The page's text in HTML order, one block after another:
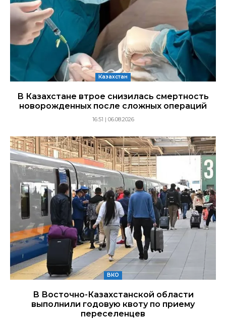
Казахстан
В Казахстане втрое снизилась смертность
новорожденных после сложных операций
16:51 | 06.08.2026
ВКО
В Восточно-Казахстанской области
выполнили годовую квоту по приему
переселенцев